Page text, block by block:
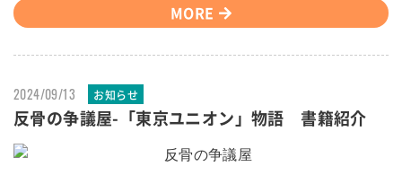
MORE
2024/09/13 お知らせ
反骨の争議屋-「東京ユニオン」物語 書籍紹介